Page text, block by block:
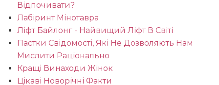
Відпочивати?
Лабіринт Мінотавра
Ліфт Байлонг - Найвищий Ліфт В Світі
Пастки Свідомості, Які Не Дозволяють Нам
Мислити Раціонально
Кращі Винаходи Жінок
Цікаві Новорічні Факти